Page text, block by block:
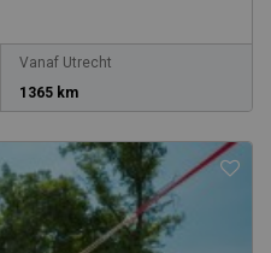
Vanaf Utrecht
1365 km